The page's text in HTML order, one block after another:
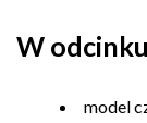
W
model